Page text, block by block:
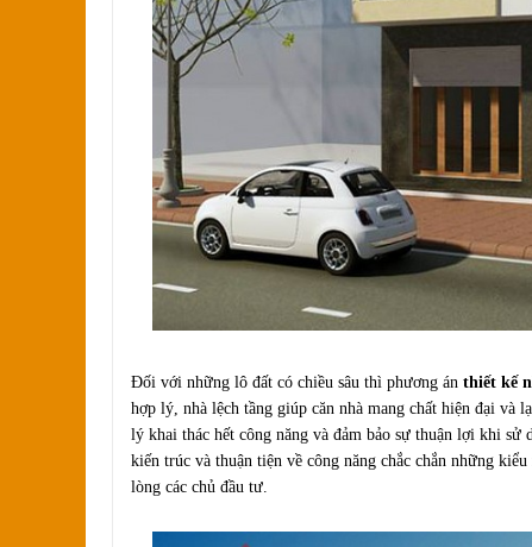
Đối với những lô đất có chiều sâu thì phương án thiết kế
hợp lý, nhà lệch tầng giúp căn nhà mang chất hiện đại và
lý khai thác hết công năng và đảm bảo sự thuận lợi khi sử
kiến trúc và thuận tiện về công năng chắc chắn những kiểu
lòng các chủ đầu tư.